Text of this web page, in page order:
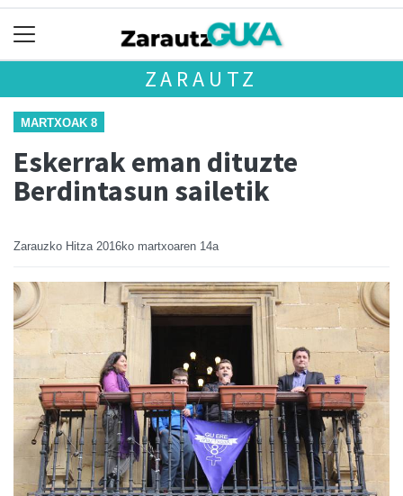
ZARAUTZ
MARTXOAK 8
Eskerrak eman dituzte
Berdintasun sailetik
Zarauzko Hitza 2016ko martxoaren 14a